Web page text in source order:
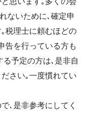
ないために､確定申
税理士に頼むほどの
告を行っている方も
予定の方は､是非自
さい｡一度慣れてい
､是非参考にしてく